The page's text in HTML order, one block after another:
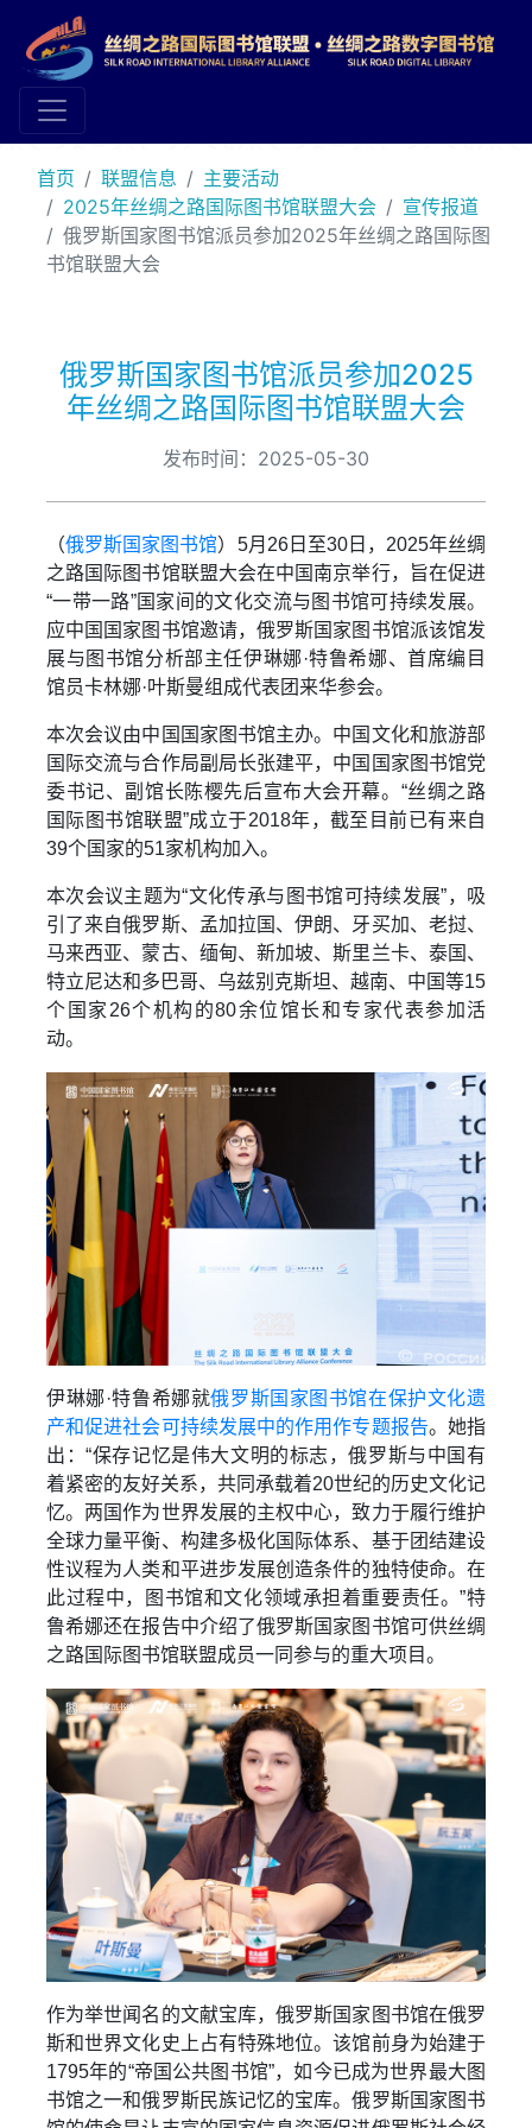
首页 联盟信息
主要活动
2025年丝绸之路国际图书馆联盟大会
宣传报道
俄罗斯国家图书馆派员参加2025年丝绸之路国际图
书馆联盟大会
俄罗斯国家图书馆派员参加2025
年丝绸之路国际图书馆联盟大会
发布时间：2025-05-30
（俄罗斯国家图书馆）5月26日至30日，2025年丝绸
之路国际图书馆联盟大会在中国南京举行，旨在促进
“一带一路”国家间的文化交流与图书馆可持续发展。
应中国国家图书馆邀请，俄罗斯国家图书馆派该馆发
展与图书馆分析部主任伊琳娜·特鲁希娜、首席编目
馆员卡林娜·叶斯曼组成代表团来华参会。
本次会议由中国国家图书馆主办。中国文化和旅游部
国际交流与合作局副局长张建平，中国国家图书馆党
委书记、副馆长陈樱先后宣布大会开幕。“丝绸之路
国际图书馆联盟”成立于2018年，截至目前已有来自
39个国家的51家机构加入。
本次会议主题为“文化传承与图书馆可持续发展”，吸
引了来自俄罗斯、孟加拉国、伊朗、牙买加、老挝、
马来西亚、蒙古、缅甸、新加坡、斯里兰卡、泰国、
特立尼达和多巴哥、乌兹别克斯坦、越南、中国等15
个国家26个机构的80余位馆长和专家代表参加活
动。
伊琳娜·特鲁希娜就俄罗斯国家图书馆在保护文化遗
产和促进社会可持续发展中的作用作专题报告。她指
出：“保存记忆是伟大文明的标志，俄罗斯与中国有
着紧密的友好关系，共同承载着20世纪的历史文化记
忆。两国作为世界发展的主权中心，致力于履行维护
全球力量平衡、构建多极化国际体系、基于团结建设
性议程为人类和平进步发展创造条件的独特使命。在
此过程中，图书馆和文化领域承担着重要责任。”特
鲁希娜还在报告中介绍了俄罗斯国家图书馆可供丝绸
之路国际图书馆联盟成员一同参与的重大项目。
作为举世闻名的文献宝库，俄罗斯国家图书馆在俄罗
斯和世界文化史上占有特殊地位。该馆前身为始建于
1795年的“帝国公共图书馆”，如今已成为世界最大图
书馆之一和俄罗斯民族记忆的宝库。俄罗斯国家图书